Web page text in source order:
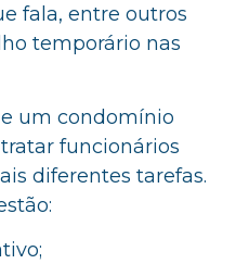
fala, entre outros
temporário nas
um condomínio
funcionários
diferentes tarefas.